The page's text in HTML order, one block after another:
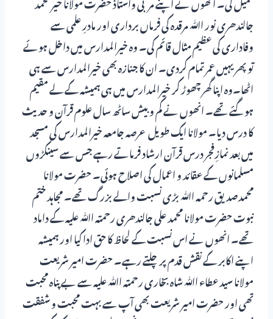
جالندھری نور اﷲ مرقدہ کی فرماں برداری اور مادرِ علمی سے
وفاداری کی عظیم مثال قائم کی۔ وہ خیرالمدارس میں داخل ہوئے
تو پھر یہیں عمر تمام کردی۔ ان کا جنازہ بھی خیرالمدارس سے ہی
اٹھا۔وہ اپنا گھر چھوڑ کر خیرالمدارس میں ہی ہمیشہ کے لے مقیم
ہوگئے تھے۔ انھوں نے کم و بیش ساٹھ سال علوم قرآن و حدیث
کا درس دیا۔ مولانا ایک طویل عرصہ جامعہ خیرالمدارس کی مسجد
میں بعد نمازِفجر درس قرآن ارشاد فرماتے رہے جس سے سینکڑوں
مسلمانوں کے عقائد و اعمال کی اصلاح ہوئی۔ حضرت مولانا
محمدصدیق رحمہ اﷲ بڑی نسبت والے بزرگ تھے۔ مجاہد ختم
نبوت حضرت مولانا محمد علی جالندھری رحمتہ اﷲ علیہ کے داماد
تھے۔ انھوں نے اس نسبت کے لحاظ کا حق ادا کیا اور ہمیشہ
اپنے اکابر کے نقش قدم پر چلتے رہے۔ حضرت امیر شریعت
مولانا سید عطاء اﷲ شاہ بخاری رحمتہ اﷲ علیہ سے بے پناہ محبت
تھی اور حضرت امیر شریعت بھی آپ سے بہت محبت و شفقت